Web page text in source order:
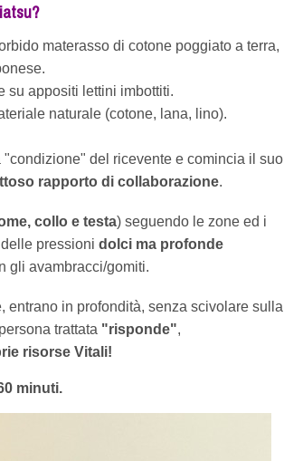
materasso di cotone poggiato a terra,
su appositi lettini imbottiti.
naturale (cotone, lana, lino).
del ricevente e comincia il suo
rapporto di collaborazione.
collo e testa) seguendo le zone ed i
pressioni dolci ma profonde
gli avambracci/gomiti.
entrano in profondità, senza scivolare sulla
trattata "risponde",
risorse Vitali!
minuti.